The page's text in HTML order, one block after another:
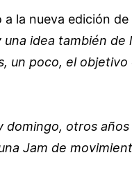
la nueva edición
idea también
un poco, el
domingo, otros
Jam de